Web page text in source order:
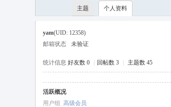
主题 个人资料
yam(UID: 12358)
邮箱状态
未验证
统计信息 好友数 0 回帖数 3 主题数 45
活跃概况
用户组 高级会员